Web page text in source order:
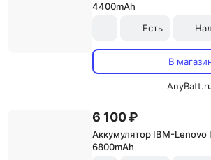
4400mAh
Есть
В
6 100 ₽
Аккумулятор IBM-Lenovo
6800mAh